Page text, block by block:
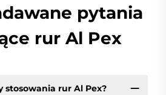
pytania
rur Al Pex
stosowania rur Al Pex?